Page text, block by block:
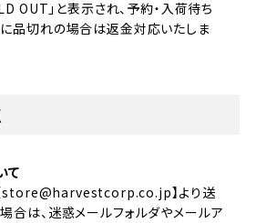
OUT」と表示され、予約・入荷待ち
に品切れの場合は返金対応いたしま
て
store@harvestcorp.co.jp】より送
合は、迷惑メールフォルダやメールア